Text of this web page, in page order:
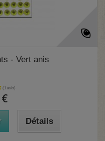
- Vert anis
Détails